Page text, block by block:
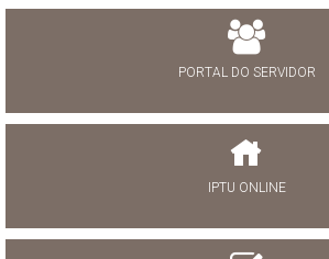
PORTAL DO SERVIDOR
IPTU ONLINE